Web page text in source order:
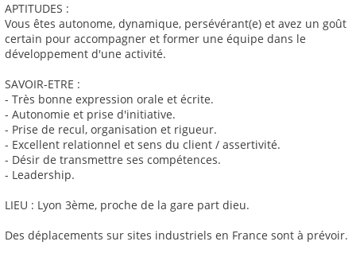
APTITUDES :
Vous êtes autonome, dynamique, persévérant(e) et avez un goût
certain pour accompagner et former une équipe dans le
développement d'une activité.
SAVOIR-ETRE :
- Très bonne expression orale et écrite.
- Autonomie et prise d'initiative.
- Prise de recul, organisation et rigueur.
- Excellent relationnel et sens du client / assertivité.
- Désir de transmettre ses compétences.
- Leadership.
LIEU : Lyon 3ème, proche de la gare part dieu.
Des déplacements sur sites industriels en France sont à prévoir.